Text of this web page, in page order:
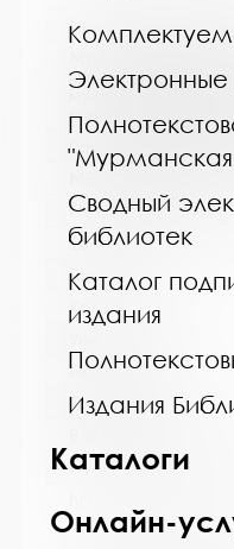
Электронные
"Мурманская
Сводный
библиотек
Каталог
издания
Издания
Каталоги
Онлайн-
Название
культуры "Кольская
муниципального
муниципальный
Сокращенное
МБУК "Кольская
Почтовый индекс:
184381
Город:
Кола
Победы, 7
Телефон:
www: